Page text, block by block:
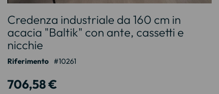
all'inizio
della
galleria
di
immagini
Credenza industriale da 160 cm in
acacia "Baltik" con ante, cassetti e
nicchie
Riferimento 10261
706,58 €